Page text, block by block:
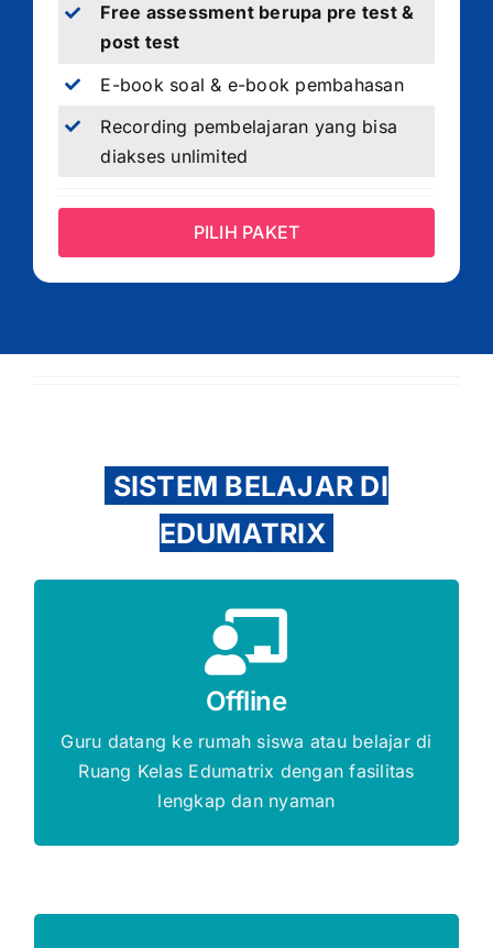
Free assessment berupa pre test &
post test
E-book soal & e-book pembahasan
Recording pembelajaran yang bisa
diakses unlimited
PILIH PAKET
SISTEM BELAJAR DI
EDUMATRIX
Offline
Guru datang ke rumah siswa atau belajar di
Ruang Kelas Edumatrix dengan fasilitas
lengkap dan nyaman
Gratis Biaya Pendaftaran
DAFTAR SEKARANG